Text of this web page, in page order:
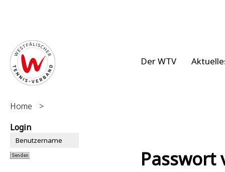
Der WTV
Home
>
Login
Passwort